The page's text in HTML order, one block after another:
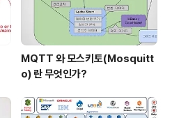
MQTT 와 모스키토(Mosquitt
o) 란 무엇인가?